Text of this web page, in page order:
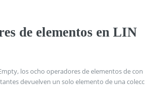
de elementos en LIN
los ocho operadores de elementos de con
devuelven un solo elemento de una colecc